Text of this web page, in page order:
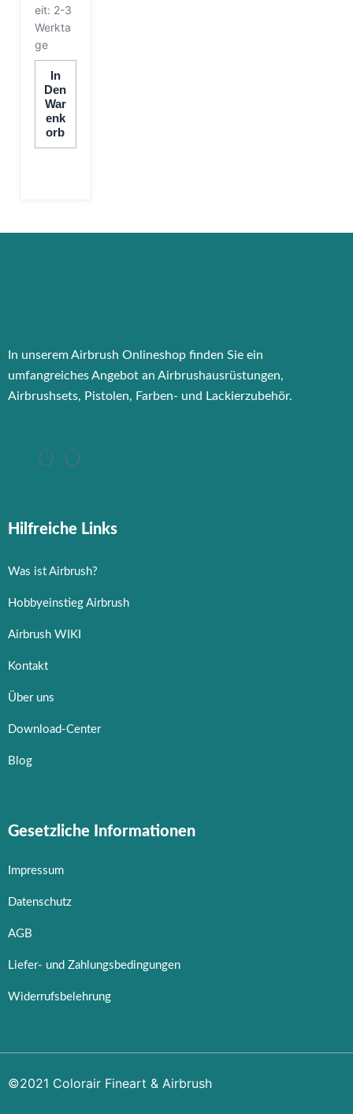
eit: 2-3
Werkta
ge
In
Den
War
Enk
Orb
In unserem Airbrush Onlineshop finden Sie ein
umfangreiches Angebot an Airbrushausrüstungen,
Airbrushsets, Pistolen, Farben- und Lackierzubehör.
Hilfreiche Links
Was ist Airbrush?
Hobbyeinstieg Airbrush
Airbrush WIKI
Kontakt
Über uns
Download-Center
Blog
Gesetzliche Informationen
Impressum
Datenschutz
AGB
Liefer- und Zahlungsbedingungen
Widerrufsbelehrung
©2021 Colorair Fineart & Airbrush